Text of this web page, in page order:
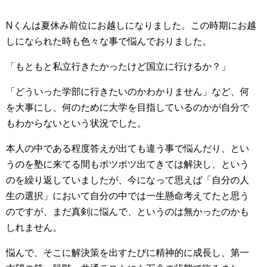
Nくんは夏休み前位にお越しになりました。この時期にお越
しになられた時も色々な事で悩んでおりました。
「もともと私立行きたかったけど国立に行けるか？」
「どういった学部に行きたいのかわかりません」など、何
を大事にし、何のために大学を目指しているのかが自分で
もわからないという状況でした。
本人の中である程度答えが出ても違う事で悩んだり、とい
うのを塾に来てる間もポツポツ出てきては解決し、という
のを繰り返していましたが、今になって思えば「自分の人
生の選択」において自分の中では一生懸命考えてたと思う
のですが、まだ真剣に悩んで、というのは無かったのかも
しれません。
悩んで、そこに解決策を出すたびに精神的に成長し、第一